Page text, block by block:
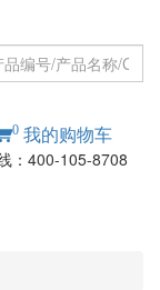
0 我的购物车
：400-105-8708